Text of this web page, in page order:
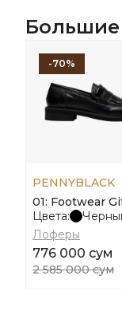
-70%
PENNYBLACK
01: Footwear
Цвета:
Лоферы
776 000 сум
2 585 000 сум